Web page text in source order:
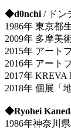
◆d0nchi / ドン
1986年 東京都
2009年 多摩美
2015年 アート
2016年 アート
2017年
2018年 個展「
◆Ryohei
1986年神奈川